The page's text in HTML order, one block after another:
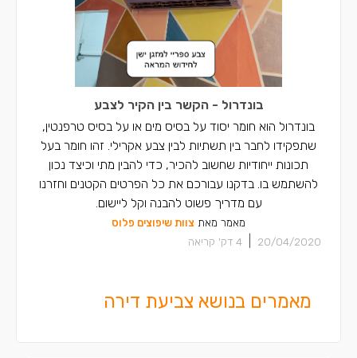
בונדרול - הקשר בין הקיר לצבע
בונדרול הוא חומר יסוד על בסיס מים או על בסיס טרפנטין,
שתפקידו לחבר בין תשתיות לבין צבע אקרילי. זהו חומר בעל
תכונות ייחודיות שחשוב להכיר, כדי להבין מתי וכיצד נכון
להשתמש בו. בדקנו עבורכם את כל הפרטים הקטנים וחזרנו
עם מדריך פשוט להבנה וקל ליישום.
מאמר מאת צוות שיפוצים פלוס
20/04/2020
4 דק' קריאה
מאמרים בנושא צביעת דירה